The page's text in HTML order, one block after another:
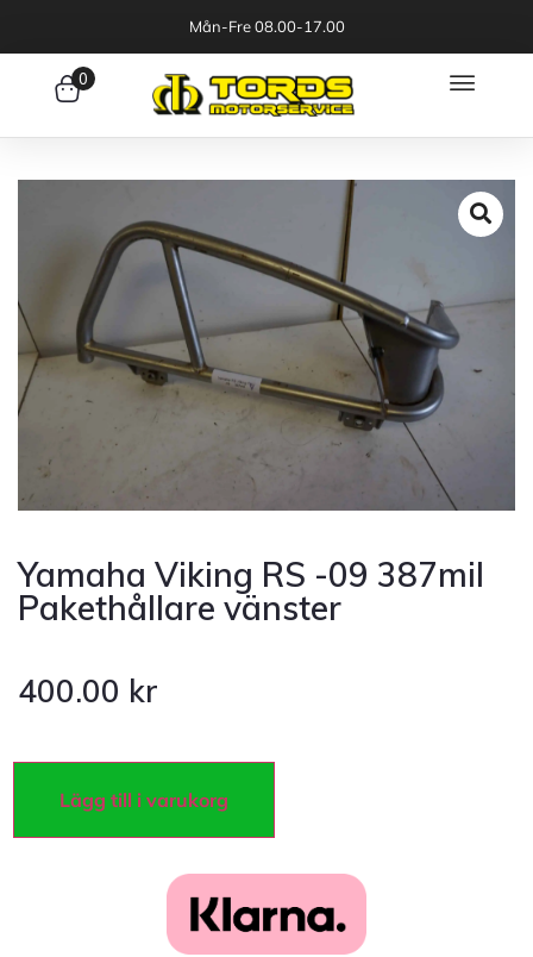
Mån-Fre 08.00-17.00
0
Yamaha Viking RS -09 387mil
Pakethållare vänster
400.00 kr
Lägg till i varukorg